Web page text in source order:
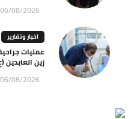
06/08/2026
اخبار وتقارير
عمليات
زين العابدين
06/08/2026